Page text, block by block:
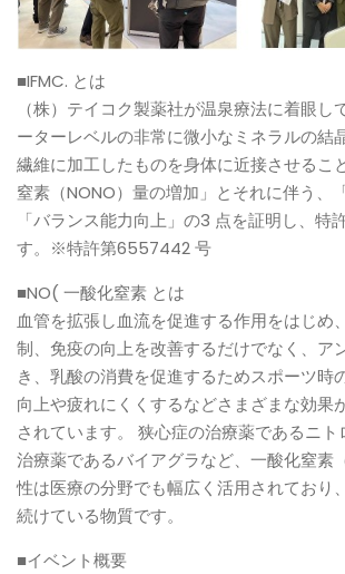
■IFMC. とは
（株）テイコク製薬社が温泉療法に着眼し
ーターレベルの非常に微小なミネラルの結
繊維に加工したものを身体に近接させるこ
窒素（NONO）量の増加」とそれに伴う、
「バランス能力向上」の3 点を証明し、特
す。※特許第6557442 号
■NO( 一酸化窒素 とは
血管を拡張し血流を促進する作用をはじめ
制、免疫の向上を改善するだけでなく、ア
き、乳酸の消費を促進するためスポーツ時
向上や疲れにくくするなどさまざまな効果
されています。 狭心症の治療薬であるニト
治療薬であるバイアグラなど、一酸化窒素
性は医療の分野でも幅広く活用されており
続けている物質です。
■イベント概要